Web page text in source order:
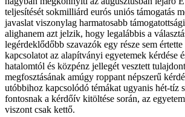
teljesítését sokmilliárd eurós uniós támogatás
javaslat viszonylag harmatosabb
alighanem azt jelzik, hogy legalábbis a
legérdeklődőbb szavazók egy része sem értette
kapcsolatot az alapítványi egyetemek kérdése
hatalomtól és közpénz jellegét vesztett
megfosztásának amúgy roppant népszerű
utóbbihoz kapcsolódó témákat ugyanis hét-tíz
fontosnak a kérdőív kitöltése során, az
viszont csak kettő.